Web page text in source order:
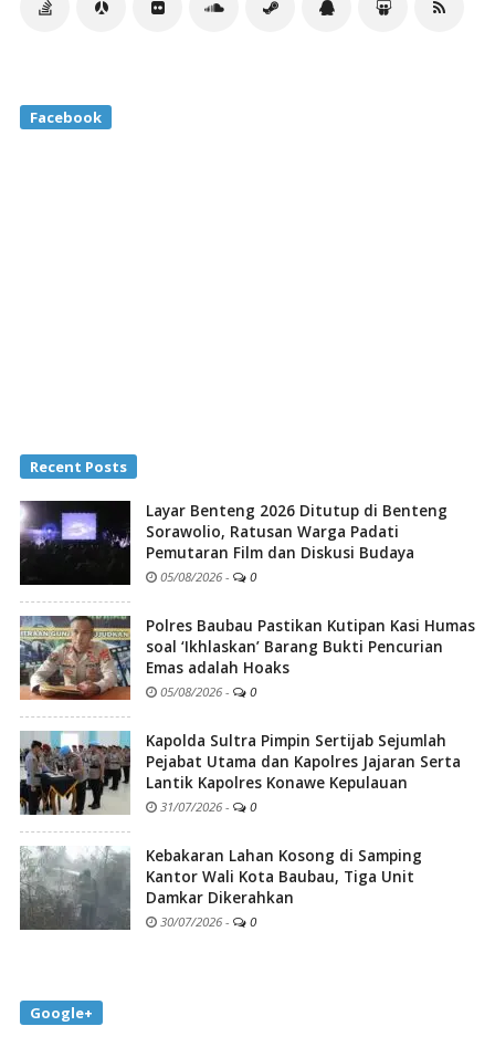
Facebook
Recent Posts
Layar Benteng 2026 Ditutup di Benteng
Sorawolio, Ratusan Warga Padati
Pemutaran Film dan Diskusi Budaya
05/08/2026 - 0
Polres Baubau Pastikan Kutipan Kasi Humas
soal ‘Ikhlaskan’ Barang Bukti Pencurian
Emas adalah Hoaks
05/08/2026 - 0
Kapolda Sultra Pimpin Sertijab Sejumlah
Pejabat Utama dan Kapolres Jajaran Serta
Lantik Kapolres Konawe Kepulauan
31/07/2026 - 0
Kebakaran Lahan Kosong di Samping
Kantor Wali Kota Baubau, Tiga Unit
Damkar Dikerahkan
30/07/2026 - 0
Google+